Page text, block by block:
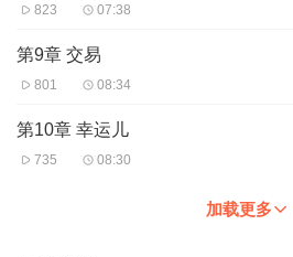
823 07:38
第9章 交易
801 08:34
第10章 幸运儿
735 08:30
加载更多